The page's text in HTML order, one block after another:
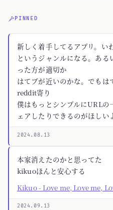
PINNED
新しく着手してるアプリ。
というジャンルになる。あ
った方が適切か
はてブが近いのかな。でもは
reddit寄り
僕はもっとシンプルにURLの
ェアしたりできるのがほしい
2024.08.13
本家消えたのかと思ってた
kikuoほんと安心する
Kikuo - Love me, Love me,
2024.09.13